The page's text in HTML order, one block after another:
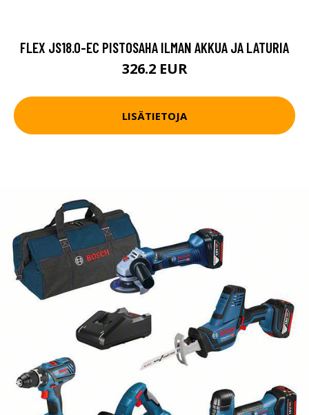
FLEX JS18.0-EC PISTOSAHA ILMAN AKKUA JA LATURIA
326.2 EUR
LISÄTIETOJA